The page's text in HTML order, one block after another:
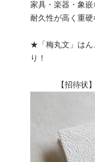
家具・楽器・象嵌
耐久性が高く重硬
★「梅丸文」はん
り！
【招待状